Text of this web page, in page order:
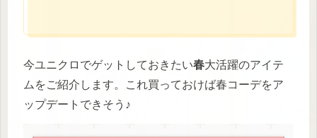
今ユニクロでゲットしておきたい春大活躍のアイテ
ムをご紹介します。これ買っておけば春コーデをア
ップデートできそう♪